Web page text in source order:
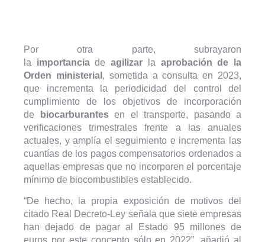
Por otra parte, subrayaron
la importanciadeagilizar la aprobación de la
Orden ministerial , sometida a consulta en 2023,
que incrementa la periodicidad del control del
cumplimiento de los objetivos de incorporación
de
biocarburantesen el transporte, pasando a
verificaciones trimestrales frente a las anuales
actuales, y amplía el seguimiento e incrementa las
cuantías de los pagos compensatorios ordenados a
aquellas empresas que no incorporen el porcentaje
mínimo de biocombustibles establecido.
“De hecho, la propia exposición de motivos del
citado Real Decreto-Ley señala que siete empresas
han dejado de pagar al Estado 95 millones de
euros por este concepto sólo en 2022”, añadió al